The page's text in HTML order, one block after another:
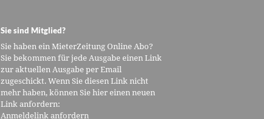
Sie sind Mitglied?
Sie haben ein MieterZeitung Online Abo?
Sie bekommen für jede Ausgabe einen Link
zur aktuellen Ausgabe per Email
zugeschickt. Wenn Sie diesen Link nicht
mehr haben, können Sie hier einen neuen
Link anfordern:
Anmeldelink anfordern